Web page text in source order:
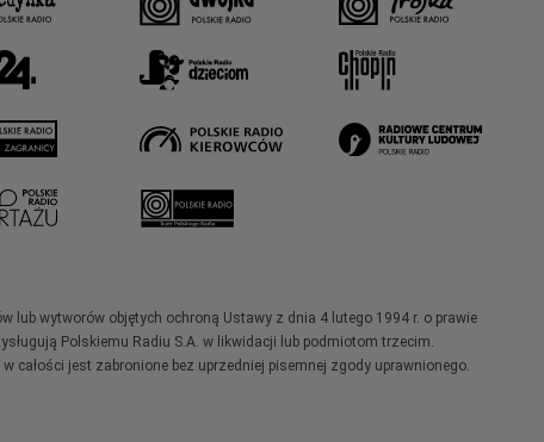
wytworów objętych ochroną Ustawy z dnia 4 lutego 1994 r. o prawie
Polskiemu Radiu S.A. w likwidacji lub podmiotom trzecim.
całości jest zabronione bez uprzedniej pisemnej zgody uprawnionego.